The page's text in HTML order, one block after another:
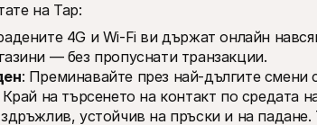
на Tap:
4G и Wi‑Fi ви държат онлайн
— без пропуснати транзакции.
: Преминавайте през най-дългите смени
на търсенето на контакт по средата
устойчив на пръски и на падане.